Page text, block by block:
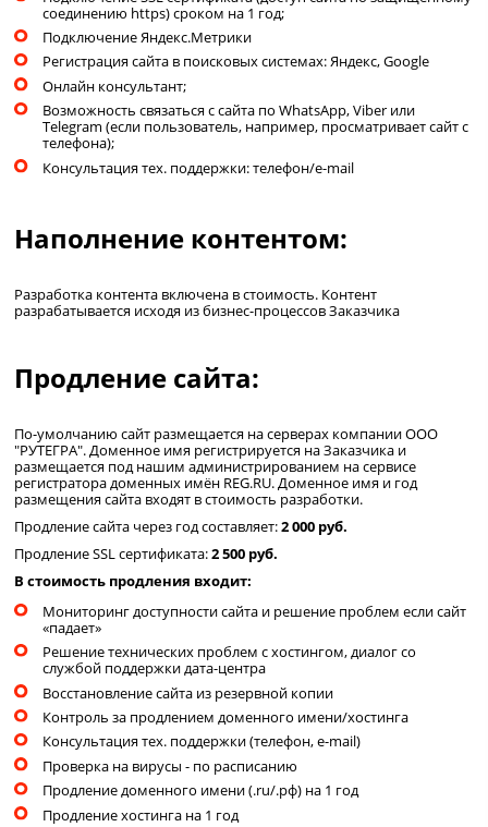
соединению https) сроком на 1 год;
Подключение Яндекс.Метрики
Регистрация сайта в поисковых системах: Яндекс, Google
Онлайн консультант;
Возможность связаться с сайта по WhatsApp, Viber или
Telegram (если пользователь, например, просматривает сайт с
телефона);
Консультация тех. поддержки: телефон/e-mail
Наполнение контентом:
Разработка контента включена в стоимость. Контент
разрабатывается исходя из бизнес-процессов Заказчика
Продление сайта:
По-умолчанию сайт размещается на серверах компании ООО
"РУТЕГРА". Доменное имя регистрируется на Заказчика и
размещается под нашим администрированием на сервисе
регистратора доменных имён REG.RU. Доменное имя и год
размещения сайта входят в стоимость разработки.
Продление сайта через год составляет:2 000 руб.
Продление SSL сертификата:2 500 руб.
В стоимость продления входит:
Мониторинг доступности сайта и решение проблем если сайт
«падает»
Решение технических проблем с хостингом, диалог со
службой поддержки дата-центра
Восстановление сайта из резервной копии
Контроль за продлением доменного имени/хостинга
Консультация тех. поддержки (телефон, e-mail)
Проверка на вирусы - по расписанию
Продление доменного имени (.ru/.рф) на 1 год
Продление хостинга на 1 год